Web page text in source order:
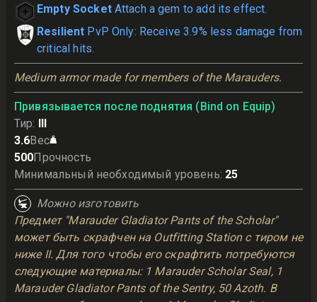
Empty Socket Attach a gem to add its effect.
Resilient PvP Only: Receive 3.9% less damage from
critical hits.
Medium armor made for members of the Marauders.
Привязывается после поднятия (Bind on Equip)
Тир: III
3.6Вес
500Прочность
Минимальный необходимый уровень: 25
Можно изготовить
Предмет "Marauder Gladiator Pants of the Scholar"
может быть скрафчен на Outfitting Station с тиром не
ниже II. Для того чтобы его скрафтить потребуются
следующие материалы: 1 Marauder Scholar Seal, 1
Marauder Gladiator Pants of the Sentry, 50 Azoth. В